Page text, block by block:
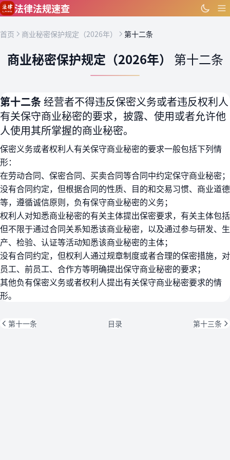
跳到主要内容
法律法规速查
首页 商业秘密保护规定（2026年） 第十二条
商业秘密保护规定（2026年） 第十二条
第十二条经营者不得违反保密义务或者违反权利人
有关保守商业秘密的要求，披露、使用或者允许他
人使用其所掌握的商业秘密。
保密义务或者权利人有关保守商业秘密的要求一般包括下列情
形：
在劳动合同、保密合同、买卖合同等合同中约定保守商业秘密；
没有合同约定，但根据合同的性质、目的和交易习惯、商业道德
等，遵循诚信原则，负有保守商业秘密的义务；
权利人对知悉商业秘密的有关主体提出保密要求，有关主体包括
但不限于通过合同关系知悉该商业秘密，以及通过参与研发、生
产、检验、认证等活动知悉该商业秘密的主体；
没有合同约定，但权利人通过规章制度或者合理的保密措施，对
员工、前员工、合作方等明确提出保守商业秘密的要求；
其他负有保密义务或者权利人提出有关保守商业秘密要求的情
形。
第十一条 目录 第十三条